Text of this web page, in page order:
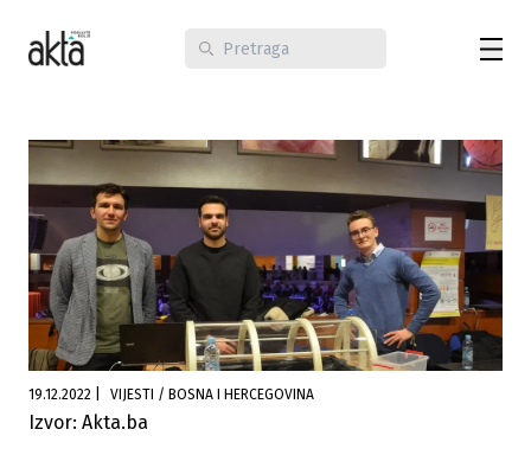
19.12.2022 VIJESTI / BOSNA I HERCEGOVINA
Izvor: Akta.ba